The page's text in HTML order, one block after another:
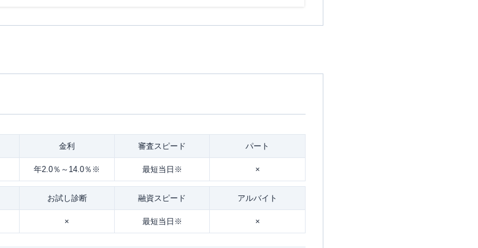
金利 審査スピード パート
年2.0％～14.0％※ 最短当日※ ×
お試し診断 融資スピード アルバイト
× 最短当日※ ×